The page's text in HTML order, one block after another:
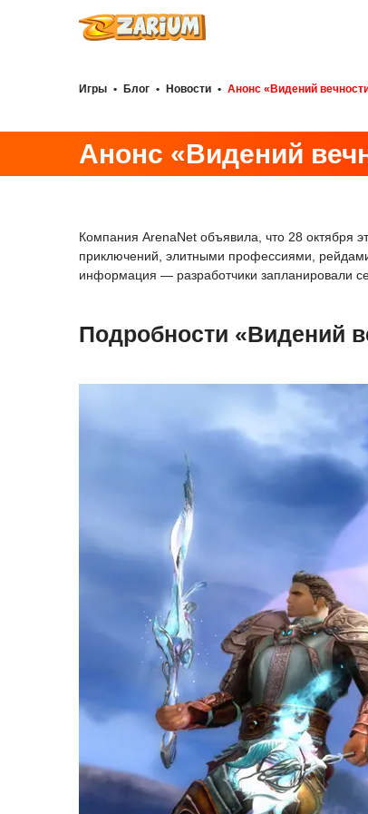
Игры • Блог • Новости • Анонс «Видений
Анонс «Видений
Компания ArenaNet объявила, что 28 октября
приключений, элитными профессиями,
информация — разработчики запланировали
Подробности «Видений